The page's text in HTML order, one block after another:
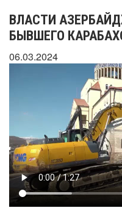
ВЛАСТИ
БЫВШЕГО
06.03.2024